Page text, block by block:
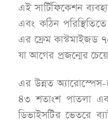
এই সার্টিফিকেশন
এবং কঠিন
এর ফ্রেম কাস্টমাইজড
যা আগের প্রজন্মের
এর উন্নত অ্যারোস্পেস-
৪৩ শতাংশ পাতলা
ডিভাইসটির ভেতরে